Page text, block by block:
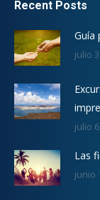
Recent Posts
Guía
julio
julio
Las
junio